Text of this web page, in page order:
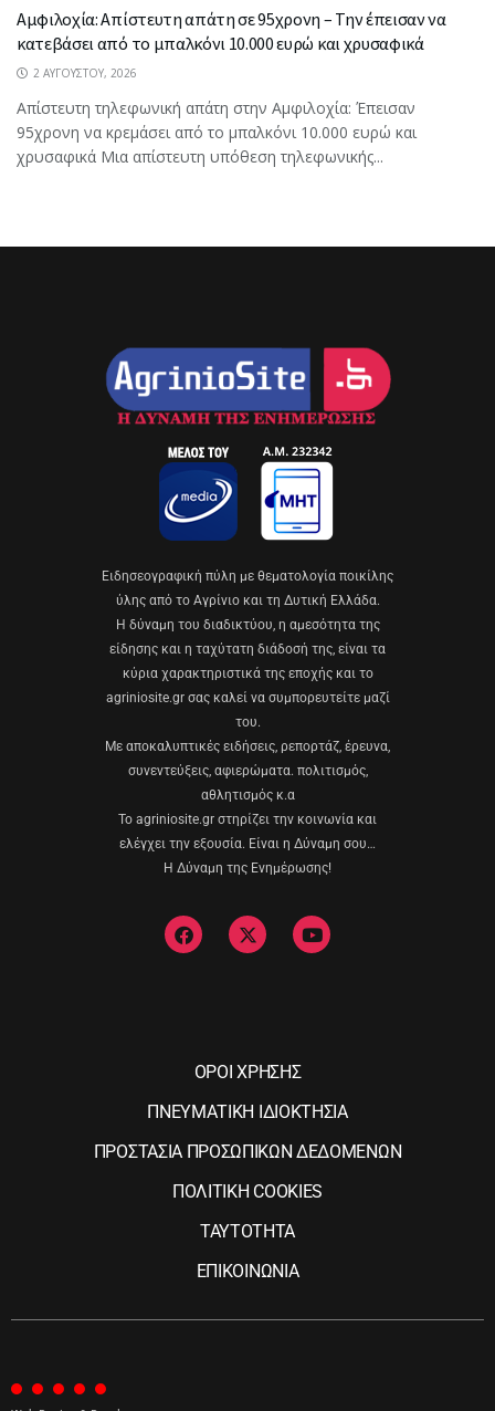
Αμφιλοχία: Απίστευτη απάτη σε 95χρονη – Την έπεισαν να
κατεβάσει από το μπαλκόνι 10.000 ευρώ και χρυσαφικά
2 ΑΥΓΟΎΣΤΟΥ, 2026
Απίστευτη τηλεφωνική απάτη στην Αμφιλοχία: Έπεισαν
95χρονη να κρεμάσει από το μπαλκόνι 10.000 ευρώ και
χρυσαφικά Μια απίστευτη υπόθεση τηλεφωνικής...
Eιδησεογραφική πύλη με θεματολογία ποικίλης
ύλης από το Αγρίνιο και τη Δυτική Ελλάδα.
Η δύναμη του διαδικτύου, η αμεσότητα της
είδησης και η ταχύτατη διάδοσή της, είναι τα
κύρια χαρακτηριστικά της εποχής και το
agriniosite.gr σας καλεί να συμπορευτείτε μαζί
του.
Με αποκαλυπτικές ειδήσεις, ρεπορτάζ, έρευνα,
συνεντεύξεις, αφιερώματα. πολιτισμός,
αθλητισμός κ.α
Το agriniosite.gr στηρίζει την κοινωνία και
ελέγχει την εξουσία. Είναι η Δύναμη σου…
Η Δύναμη της Ενημέρωσης!
ΟΡΟΙ ΧΡΗΣΗΣ
ΠΝΕΥΜΑΤΙΚΗ ΙΔΙΟΚΤΗΣΙΑ
ΠΡΟΣΤΑΣΙΑ ΠΡΟΣΩΠΙΚΩΝ ΔΕΔΟΜΕΝΩΝ
ΠΟΛΙΤΙΚΗ COOKIES
ΤΑΥΤΟΤΗΤΑ
ΕΠΙΚΟΙΝΩΝΙΑ